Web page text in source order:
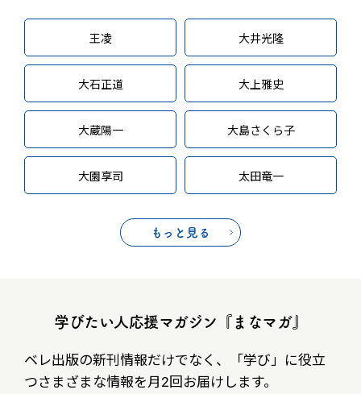
王凌 大井光隆
大石正道 大上雅史
大蔵陽一 大島さくら子
大園享司 太田竜一
もっと見る
学びたい人応援マガジン『まなマガ』
ベレ出版の新刊情報だけでなく、
「学び」に役立
つさまざまな情報を月2回お届けします。